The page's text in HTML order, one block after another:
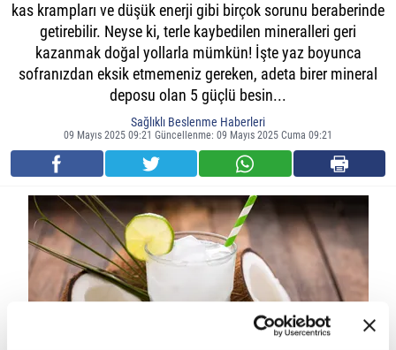
kas krampları ve düşük enerji gibi birçok sorunu beraberinde
getirebilir. Neyse ki, terle kaybedilen mineralleri geri
kazanmak doğal yollarla mümkün! İşte yaz boyunca
sofranızdan eksik etmemeniz gereken, adeta birer mineral
deposu olan 5 güçlü besin...
Sağlıklı Beslenme Haberleri
09 Mayıs 2025 09:21 Güncellenme: 09 Mayıs 2025 Cuma 09:21